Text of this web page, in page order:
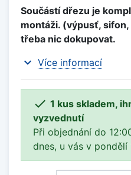
Součástí dřezu je
montáži. (výpusť,
třeba nic dokupovat.
expand_more Více informací
 1 kus skladem,
vyzvednutí
Při objednání do
dnes, u vás v pondělí